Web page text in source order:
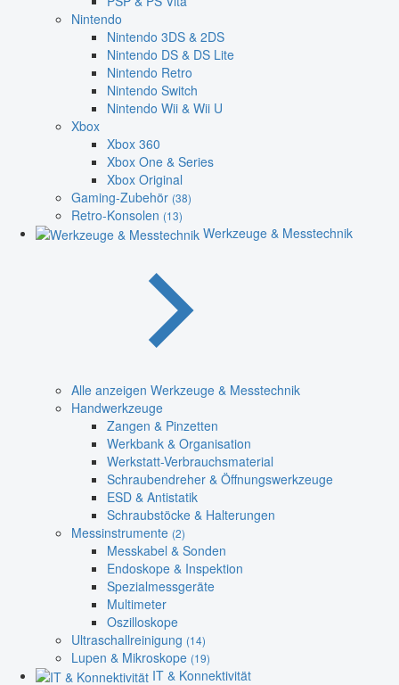
Nintendo
Nintendo 3DS & 2DS
Nintendo DS & DS Lite
Nintendo Retro
Nintendo Switch
Nintendo Wii & Wii U
Xbox
Xbox 360
Xbox One & Series
Xbox Original
Gaming-Zubehör (38)
Retro-Konsolen (13)
Werkzeuge & Messtechnik
Alle anzeigen Werkzeuge & Messtechnik
Handwerkzeuge
Zangen & Pinzetten
Werkbank & Organisation
Werkstatt-Verbrauchsmaterial
Schraubendreher & Öffnungswerkzeuge
ESD & Antistatik
Schraubstöcke & Halterungen
Messinstrumente (2)
Messkabel & Sonden
Endoskope & Inspektion
Spezialmessgeräte
Multimeter
Oszilloskope
Ultraschallreinigung (14)
Lupen & Mikroskope (19)
IT & Konnektivität